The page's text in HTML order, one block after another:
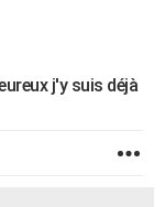
j'y suis déjà